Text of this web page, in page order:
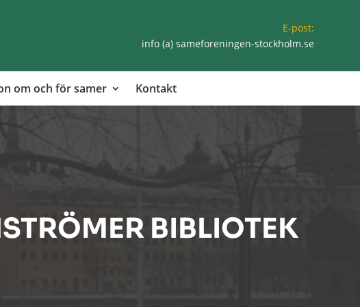
E-post:
info (a) sameforeningen-stockholm.se
om och för samer Kontakt
BIBLIOTEK